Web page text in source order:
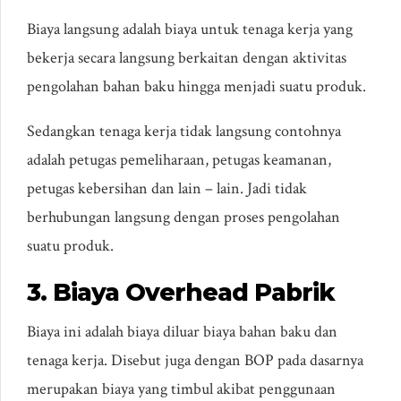
Biaya langsung adalah biaya untuk tenaga kerja yang
bekerja secara langsung berkaitan dengan aktivitas
pengolahan bahan baku hingga menjadi suatu produk.
Sedangkan tenaga kerja tidak langsung contohnya
adalah petugas pemeliharaan, petugas keamanan,
petugas kebersihan dan lain – lain. Jadi tidak
berhubungan langsung dengan proses pengolahan
suatu produk.
3. Biaya Overhead Pabrik
Biaya ini adalah biaya diluar biaya bahan baku dan
tenaga kerja. Disebut juga dengan BOP pada dasarnya
merupakan biaya yang timbul akibat penggunaan